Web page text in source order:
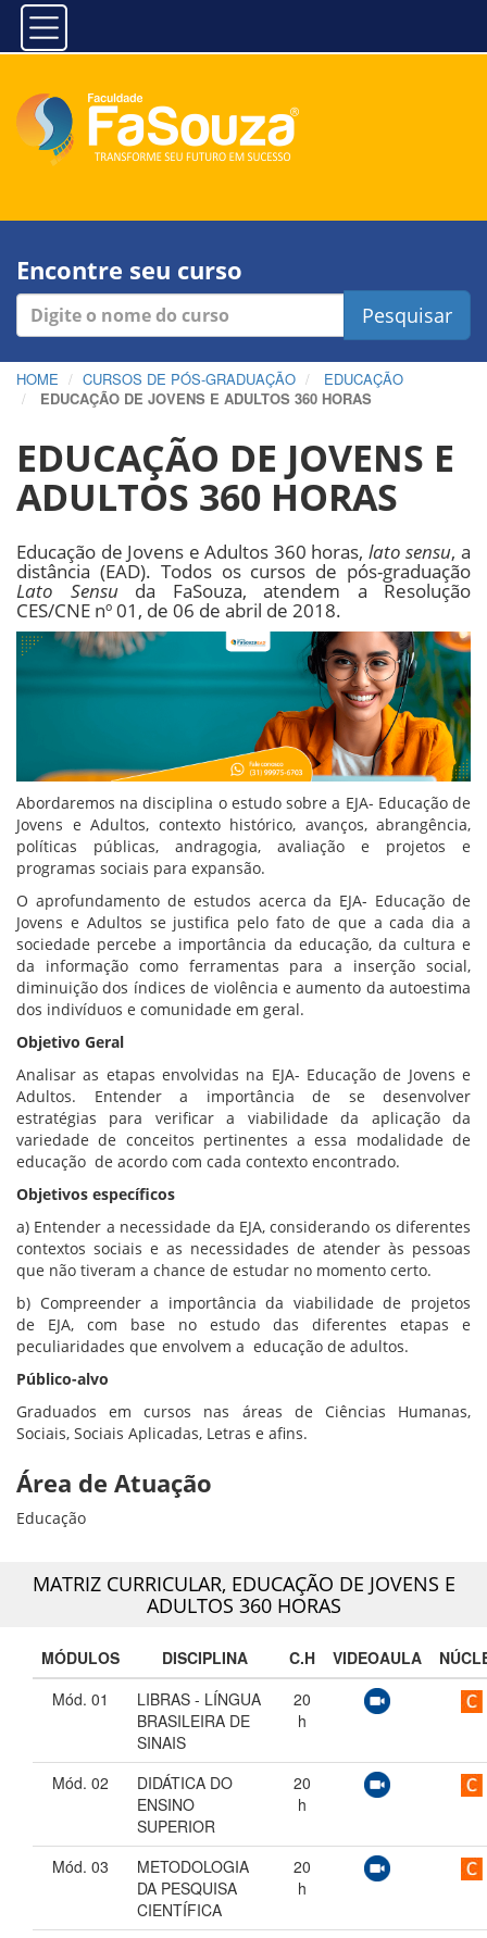
Encontre seu curso
Pesquisar
HOME CURSOS DE PÓS-GRADUAÇÃO
EDUCAÇÃO
EDUCAÇÃO DE JOVENS E ADULTOS 360 HORAS
EDUCAÇÃO DE JOVENS E
ADULTOS 360 HORAS
Educação de Jovens e Adultos 360 horas, lato sensu, a
distância (EAD). Todos os cursos de pós-graduação
Lato Sensuda FaSouza, atendem a Resolução
CES/CNE nº 01, de 06 de abril de 2018.
Abordaremos na disciplina o estudo sobre a EJA- Educação de
Jovens e Adultos, contexto histórico, avanços, abrangência,
políticas públicas, andragogia, avaliação e projetos e
programas sociais para expansão.
O aprofundamento de estudos acerca da EJA- Educação de
Jovens e Adultos se justifica pelo fato de que a cada dia a
sociedade percebe a importância da educação, da cultura e
da informação como ferramentas para a inserção social,
diminuição dos índices de violência e aumento da autoestima
dos indivíduos e comunidade em geral.
Objetivo Geral
Analisar as etapas envolvidas na EJA- Educação de Jovens e
Adultos. Entender a importância de se desenvolver
estratégias para verificar a viabilidade da aplicação da
variedade de conceitos pertinentes a essa modalidade de
educação de acordo com cada contexto encontrado.
Objetivos específicos
a) Entender a necessidade da EJA, considerando os diferentes
contextos sociais e as necessidades de atender às pessoas
que não tiveram a chance de estudar no momento certo.
b) Compreender a importância da viabilidade de projetos
de EJA, com base no estudo das diferentes etapas e
peculiaridades que envolvem a educação de adultos.
Público-alvo
Graduados em cursos nas áreas de Ciências Humanas,
Sociais, Sociais Aplicadas, Letras e afins.
Área de Atuação
Educação
MATRIZ CURRICULAR, EDUCAÇÃO DE JOVENS E
ADULTOS 360 HORAS
MÓDULOS DISCIPLINA C.H VIDEOAULA
Mód. 01
LIBRAS - LÍNGUA
BRASILEIRA DE
SINAIS
20
h
Mód. 02
DIDÁTICA DO
ENSINO
SUPERIOR
20
h
Mód. 03
METODOLOGIA
DA PESQUISA
CIENTÍFICA
20
h